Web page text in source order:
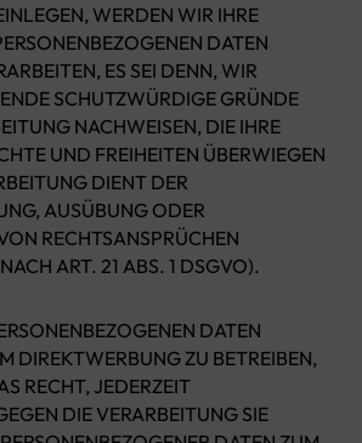
WERDEN WIR IHRE
DATEN
ES SEI DENN, WIR
SCHUTZWÜRDIGE GRÜNDE
NACHWEISEN, DIE IHRE
UND FREIHEITEN ÜBERWIEGEN
DIENT DER
AUSÜBUNG ODER
RECHTSANSPRÜCHEN
ART. 21 ABS. 1 DSGVO).
DATEN
DIREKTWERBUNG ZU BETREIBEN,
RECHT, JEDERZEIT
DIE VERARBEITUNG SIE